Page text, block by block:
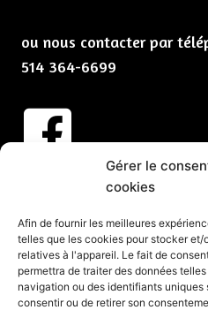
Gérer le
cookies
Afin de fournir les meilleures
telles que les cookies pour stocker
relatives à l'appareil. Le fait de
permettra de traiter des données
navigation ou des identifiants uniques
consentir ou de retirer son
ou nous contacter par
514 364-6699
Abonnez-vous à nos
Services
Spectacles et animation